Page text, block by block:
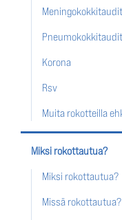
Meningokokkitaudit
Pneumokokkitaudit
Korona
Rsv
Muita rokotteilla
Miksi rokottautua?
Miksi rokottautua?
Missä rokottautua?